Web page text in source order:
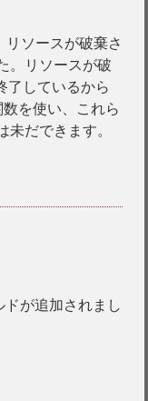
リソースが破棄さ
。リソースが破
了しているから
を使い、これら
だできます。
が追加されまし